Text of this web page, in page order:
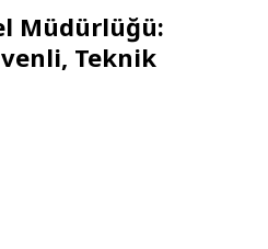
Müdürlüğü:
Teknik